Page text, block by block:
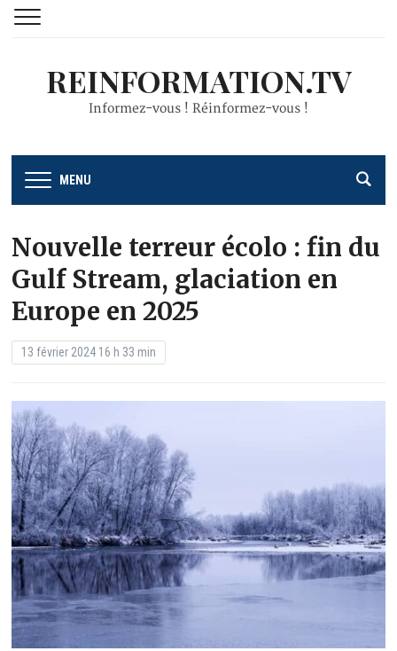
REINFORMATION.TV
Informez-vous ! Réinformez-vous !
MENU
Nouvelle terreur écolo : fin du
Gulf Stream, glaciation en
Europe en 2025
13 février 2024 16 h 33 min